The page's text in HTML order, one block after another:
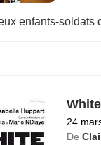
enfants-
24
De